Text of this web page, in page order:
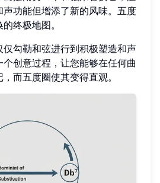
功能但增添了新的风味。五度
终极地图。
勾勒和弦进行到积极塑造和声
创意过程，让您能够在任何曲
而五度圈使其变得直观。